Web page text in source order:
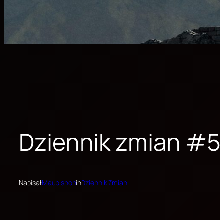
Dziennik zmian
NapisałMaupishoninDziennik Zmian